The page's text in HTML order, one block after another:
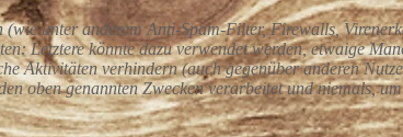
unter anderem Anti-Spam-Filter, Firewalls,
Letztere könnte dazu verwendet werden, etwaige
Aktivitäten verhindern (auch gegenüber anderen
oben genannten Zwecken verarbeitet und niemals,